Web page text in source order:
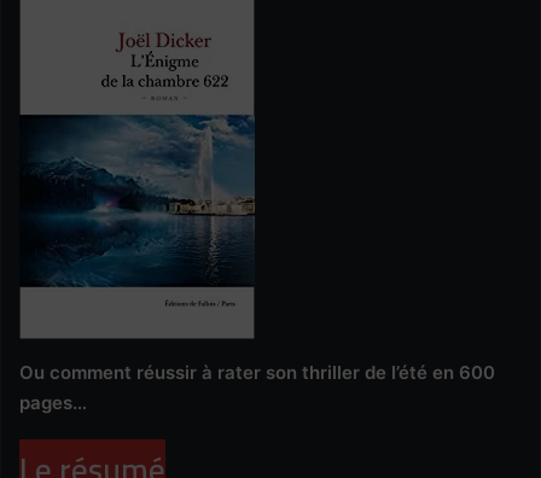
Ou comment réussir à rater son thriller de l’été en 600
pages…